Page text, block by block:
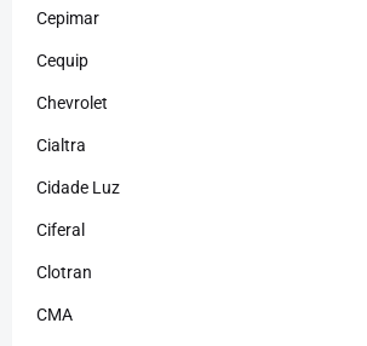
Cepimar
Cequip
Chevrolet
Cialtra
Cidade Luz
Ciferal
Clotran
CMA